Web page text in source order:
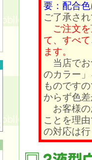
要：配合
ご了承さ
ご注文
て、すべ
ます。
当店でお
のカラー
ものです
からず色
お客様の
ことを理
の対応は